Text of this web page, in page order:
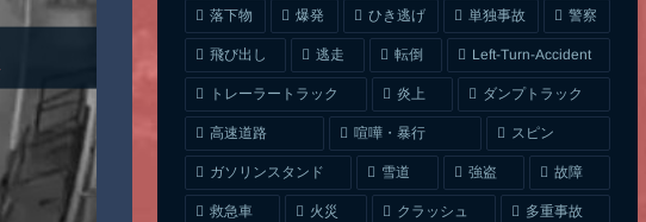
落下物 爆発 ひき逃げ 単独事故 警察
飛び出し 逃走 転倒 Left-Turn-Accident
トレーラートラック 炎上 ダンプトラック
高速道路 喧嘩・暴行 スピン
ガソリンスタンド 雪道 強盗 故障
救急車 火災 クラッシュ 多重事故